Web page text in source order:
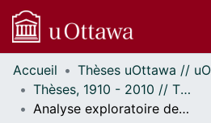
Communautés
et collections
Parcourir
Accueil
Thèses, 1910 - 2010 // Theses, 1910 - 2010
Analyse exploratoire des effets de l'adoption des nouvelles approches de production et de gestion par les entreprises nord-américaines.